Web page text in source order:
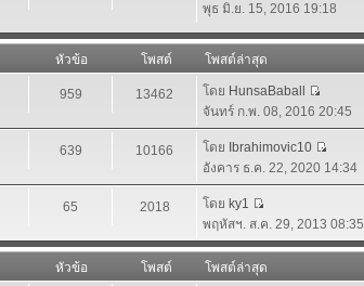
พุธ มิ.ย. 15, 2016 19:18
หัวข้อ โพสต์
โพสต์ล่าสุด
959 13462 โดย HunsaBaball
จันทร์ ก.พ. 08, 2016 20:45
639 10166 โดย Ibrahimovic10
อังคาร ธ.ค. 22, 2020 14:34
65 2018 โดย ky1
พฤหัสฯ. ส.ค. 29, 2013 08:35
หัวข้อ โพสต์
โพสต์ล่าสุด